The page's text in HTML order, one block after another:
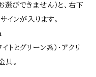
びできません）と、右下
ンが入ります。
トとグリーン系）・アクリ
具。